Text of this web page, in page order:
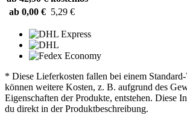
ab 0,00 € 5,29 €
* Diese Lieferkosten fallen bei einem Standard-
können weitere Kosten, z. B. aufgrund des
Eigenschaften der Produkte, entstehen. Diese
du direkt in der Produktbeschreibung.